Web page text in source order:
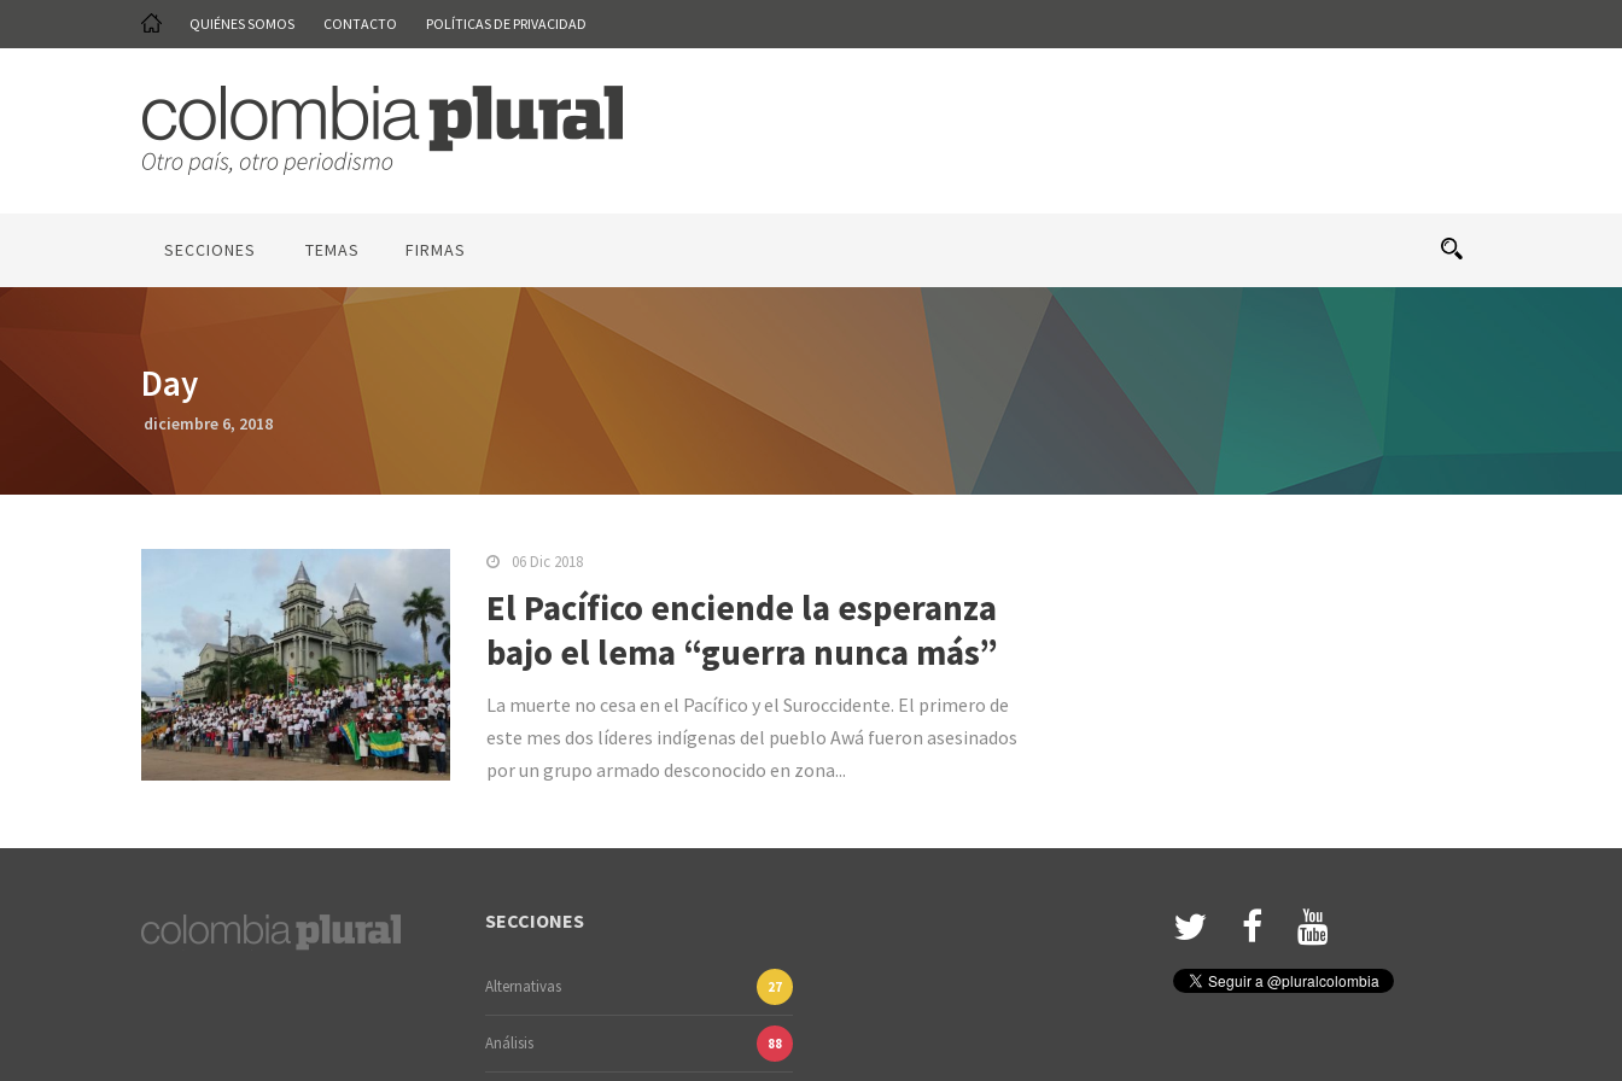
QUIÉNES SOMOS CONTACTO POLÍTICAS DE PRIVACIDAD
SECCIONES TEMAS FIRMAS
Day
diciembre 6, 2018
06 Dic 2018
El Pacífico enciende la esperanza
bajo el lema “guerra nunca más”
La muerte no cesa en el Pacífico y el Suroccidente. El primero de
este mes dos líderes indígenas del pueblo Awá fueron asesinados
por un grupo armado desconocido en zona...
SECCIONES
Alternativas 27
Análisis 88